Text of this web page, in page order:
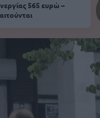
565 ευρώ –